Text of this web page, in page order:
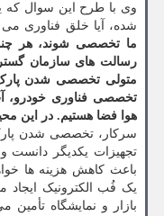
وی با طرح این سوال که
شده، آیا خلق فناوری
ما تخصصی شوند، هر
رسالت های سازمان
متولی تخصصی شدن
تخصصی فناوری
هوا فضا هستیم. در این
سرکار، تخصصی شدن پارک
تجهیزات یکدیگر
باعث کاهش هزینه ها
یک فُب الکترونیک
بازار و نمایشگاه